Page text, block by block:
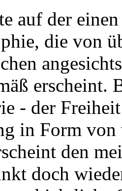
auf der
die von
erscheint.
- der
in Form
den
doch